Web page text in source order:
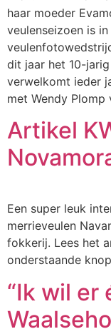
haar moeder
veulenseizoen is
dit jaar het 10-
verwelkomt ieder
met Wendy Plomp
Artikel
Een super leuk
merrieveulen
fokkerij. Lees het
onderstaande
“Ik wil er